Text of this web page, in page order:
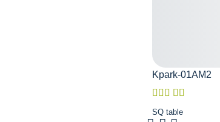
Kpark-01AM2
SQ table